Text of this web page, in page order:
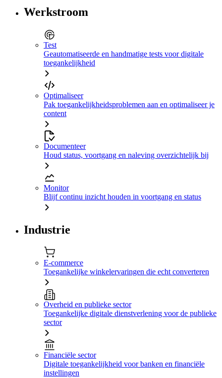
Werkstroom
Test
Geautomatiseerde en handmatige tests voor digitale
toegankelijkheid
Optimaliseer
Pak toegankelijkheidsproblemen aan en optimaliseer je
content
Documenteer
Houd status, voortgang en naleving overzichtelijk bij
Monitor
Blijf continu inzicht houden in voortgang en status
Industrie
E-commerce
Toegankelijke winkelervaringen die echt converteren
Overheid en publieke sector
Toegankelijke digitale dienstverlening voor de publieke
sector
Financiële sector
Digitale toegankelijkheid voor banken en financiële
instellingen